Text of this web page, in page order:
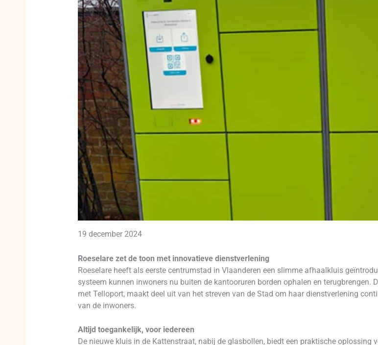
19 december 2024
Roeselare zet de toon met innovatieve dienstverlening
Roeselare heeft als eerste centrumstad in Vlaanderen een slimme afhaalkluis
systeem kunnen inwoners nu buiten de kantooruren borden ophalen en terugbrengen.
met Telloport, maakt deel uit van het streven van de Stad om haar dienstverlening
van de inwoners.
Altijd toegankelijk, voor iedereen
De nieuwe kluis in de Kattenstraat, nabij de glasbollen, biedt een praktische